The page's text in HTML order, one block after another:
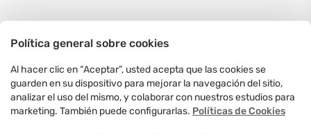
Política general sobre cookies
Al hacer clic en “Aceptar”, usted acepta que las cookies se
guarden en su dispositivo para mejorar la navegación del sitio,
analizar el uso del mismo, y colaborar con nuestros estudios para
marketing. También puede configurarlas. Políticas de Cookies